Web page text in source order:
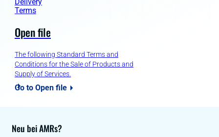
Open file
The following Standard Terms and
Conditions for the Sale of Products and
Supply of Services.
Go to Open file
Neu bei AMRs?